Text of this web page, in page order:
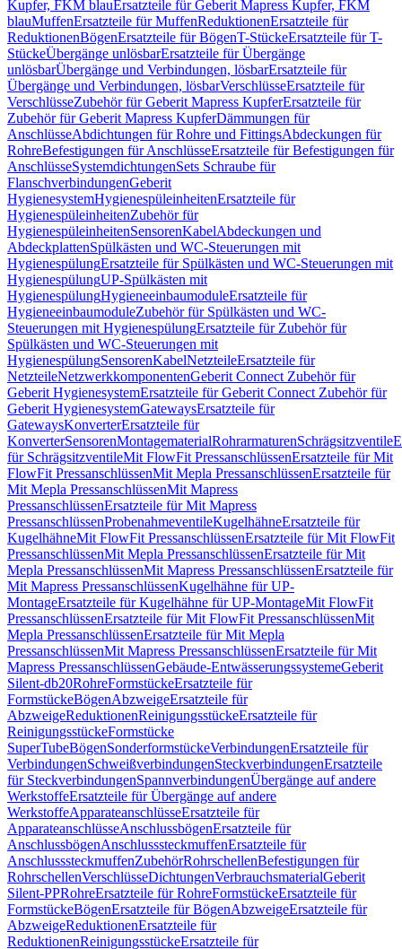
Kupfer, FKM blauErsatzteile für Geberit Mapress Kupfer, FKM
blauMuffenErsatzteile für MuffenReduktionenErsatzteile für
ReduktionenBögenErsatzteile für BögenT-StückeErsatzteile für T-
StückeÜbergänge unlösbarErsatzteile für Übergänge
unlösbarÜbergänge und Verbindungen, lösbarErsatzteile für
Übergänge und Verbindungen, lösbarVerschlüsseErsatzteile für
VerschlüsseZubehör für Geberit Mapress KupferErsatzteile für
Zubehör für Geberit Mapress KupferDämmungen für
AnschlüsseAbdichtungen für Rohre und FittingsAbdeckungen für
RohreBefestigungen für AnschlüsseErsatzteile für Befestigungen für
AnschlüsseSystemdichtungenSets Schraube für
FlanschverbindungenGeberit
HygienesystemHygienespüleinheitenErsatzteile für
HygienespüleinheitenZubehör für
HygienespüleinheitenSensorenKabelAbdeckungen und
AbdeckplattenSpülkästen und WC-Steuerungen mit
HygienespülungErsatzteile für Spülkästen und WC-Steuerungen mit
HygienespülungUP-Spülkästen mit
HygienespülungHygieneeinbaumoduleErsatzteile für
HygieneeinbaumoduleZubehör für Spülkästen und WC-
Steuerungen mit HygienespülungErsatzteile für Zubehör für
Spülkästen und WC-Steuerungen mit
HygienespülungSensorenKabelNetzteileErsatzteile für
NetzteileNetzwerkkomponentenGeberit Connect Zubehör für
Geberit HygienesystemErsatzteile für Geberit Connect Zubehör für
Geberit HygienesystemGatewaysErsatzteile für
GatewaysKonverterErsatzteile für
KonverterSensorenMontagematerialRohrarmaturenSchrägsitzventile
für SchrägsitzventileMit FlowFit PressanschlüssenErsatzteile für Mit
FlowFit PressanschlüssenMit Mepla PressanschlüssenErsatzteile für
Mit Mepla PressanschlüssenMit Mapress
PressanschlüssenErsatzteile für Mit Mapress
PressanschlüssenProbenahmeventileKugelhähneErsatzteile für
KugelhähneMit FlowFit PressanschlüssenErsatzteile für Mit FlowFit
PressanschlüssenMit Mepla PressanschlüssenErsatzteile für Mit
Mepla PressanschlüssenMit Mapress PressanschlüssenErsatzteile für
Mit Mapress PressanschlüssenKugelhähne für UP-
MontageErsatzteile für Kugelhähne für UP-MontageMit FlowFit
PressanschlüssenErsatzteile für Mit FlowFit PressanschlüssenMit
Mepla PressanschlüssenErsatzteile für Mit Mepla
PressanschlüssenMit Mapress PressanschlüssenErsatzteile für Mit
Mapress PressanschlüssenGebäude-EntwässerungssystemeGeberit
Silent-db20RohreFormstückeErsatzteile für
FormstückeBögenAbzweigeErsatzteile für
AbzweigeReduktionenReinigungsstückeErsatzteile für
ReinigungsstückeFormstücke
SuperTubeBögenSonderformstückeVerbindungenErsatzteile für
VerbindungenSchweißverbindungenSteckverbindungenErsatzteile
für SteckverbindungenSpannverbindungenÜbergänge auf andere
WerkstoffeErsatzteile für Übergänge auf andere
WerkstoffeApparateanschlüsseErsatzteile für
ApparateanschlüsseAnschlussbögenErsatzteile für
AnschlussbögenAnschlusssteckmuffenErsatzteile für
AnschlusssteckmuffenZubehörRohrschellenBefestigungen für
RohrschellenVerschlüsseDichtungenVerbrauchsmaterialGeberit
Silent-PPRohreErsatzteile für RohreFormstückeErsatzteile für
FormstückeBögenErsatzteile für BögenAbzweigeErsatzteile für
AbzweigeReduktionenErsatzteile für
ReduktionenReinigungsstückeErsatzteile für